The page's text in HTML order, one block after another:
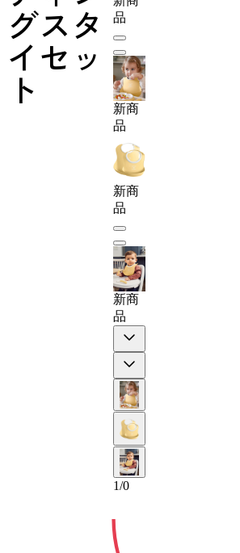
グスタ
イセッ
ト
品
新商
品
新商
品
新商
品
1/0
1-年